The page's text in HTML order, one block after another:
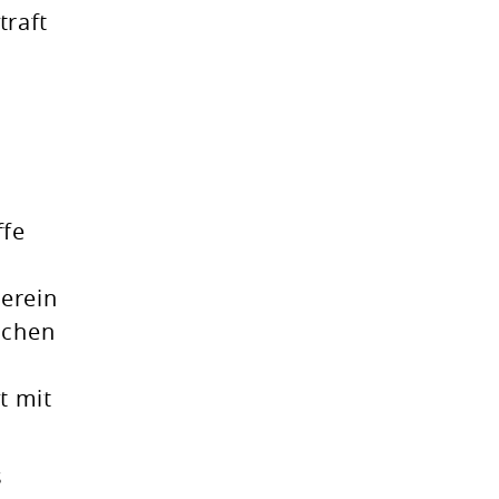
mit